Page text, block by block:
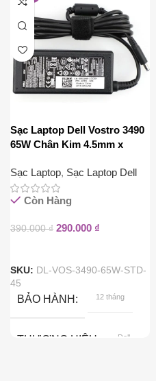
Sạc Laptop Dell Vostro 3490
65W Chân Kim 4.5mm x
Sạc Laptop, Sạc Laptop Dell
Còn Hàng
390.000₫ 290.000 ₫
SKU: DL-VOS-3490-65W-STD-
45
BẢO HÀNH 12 tháng
THƯƠNG HIỆU Dell